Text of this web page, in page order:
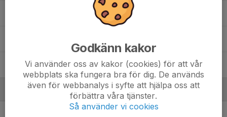
Vide Crona
Ledare
Godkänn kakor
Vi använder oss av kakor (cookies) för att vår
webbplats ska fungera bra för dig. De används
även för webbanalys i syfte att hjälpa oss att
förbättra våra tjänster.
Så använder vi cookies